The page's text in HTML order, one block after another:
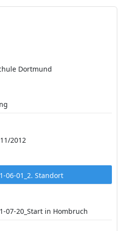
Dortmund
2012
06-01_2. Standort
07-20_Start in Hombruch